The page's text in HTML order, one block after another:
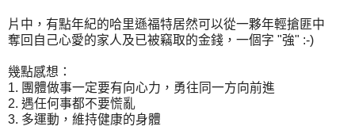
片中，有點年紀的哈里遜福特居然可以從一夥年輕搶匪中
奪回自己心愛的家人及已被竊取的金錢，一個字 "強" :-)
幾點感想：
1. 團體做事一定要有向心力，勇往同一方向前進
2. 遇任何事都不要慌亂
3. 多運動，維持健康的身體